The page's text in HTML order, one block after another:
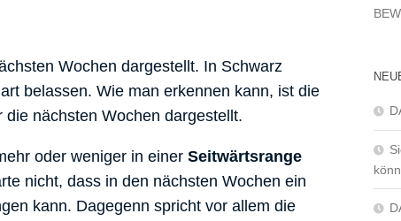
Wochen dargestellt. In Schwarz
belassen. Wie man erkennen kann, ist die
nächsten Wochen dargestellt.
oder weniger in einer Seitwärtsrange
nicht, dass in den nächsten Wochen ein
kann. Dagegenn spricht vor allem die